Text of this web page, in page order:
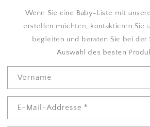
Wenn Sie eine Baby-Liste mit
erstellen möchten, kontaktieren Sie
begleiten und beraten Sie bei der
Auswahl des besten
K
o
n
a
Vorname
E-Mail-Addresse *